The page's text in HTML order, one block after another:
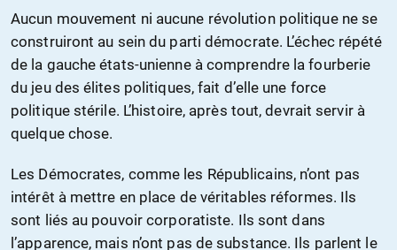
Aucun mouvement ni aucune révolution politique ne se
construiront au sein du parti démocrate. L’échec répété
de la gauche états-unienne à comprendre la fourberie
du jeu des élites politiques, fait d’elle une force
politique stérile. L’histoire, après tout, devrait servir à
quelque chose.
Les Démocrates, comme les Républicains, n’ont pas
intérêt à mettre en place de véritables réformes. Ils
sont liés au pouvoir corporatiste. Ils sont dans
l’apparence, mais n’ont pas de substance. Ils parlent le